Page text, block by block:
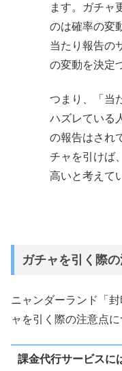
ます。ガチャ
のは確率の変
当たり報告の
の変動を決定
つまり、「当
ハズレている
の報告はされ
チャを引けば
高いと考えて
ガチャを引く際
ニャンダーランド「
ャを引く際の注意点に
課金代行サービスに